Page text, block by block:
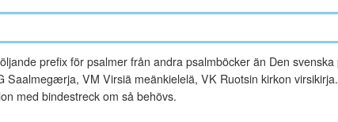
prefix för psalmer från andra psalmböcker än Den
VM Virsiä meänkielelä, VK Ruotsin kirkon
med bindestreck om så behövs.